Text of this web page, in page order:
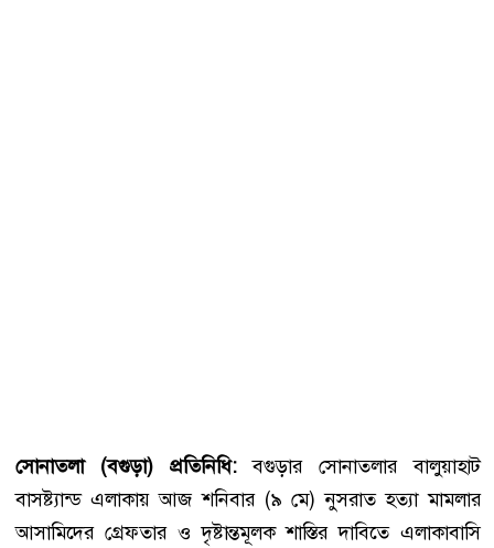
সোনাতলা (বগুড়া) প্রতিনিধি:বগুড়ার সোনাতলার বালুয়াহাট
বাসষ্ট্যান্ড এলাকায় আজ শনিবার (৯ মে) নুসরাত হত্যা মামলার
আসামিদের গ্রেফতার ও দৃষ্টান্তমূলক শাস্তির দাবিতে এলাকাবাসি